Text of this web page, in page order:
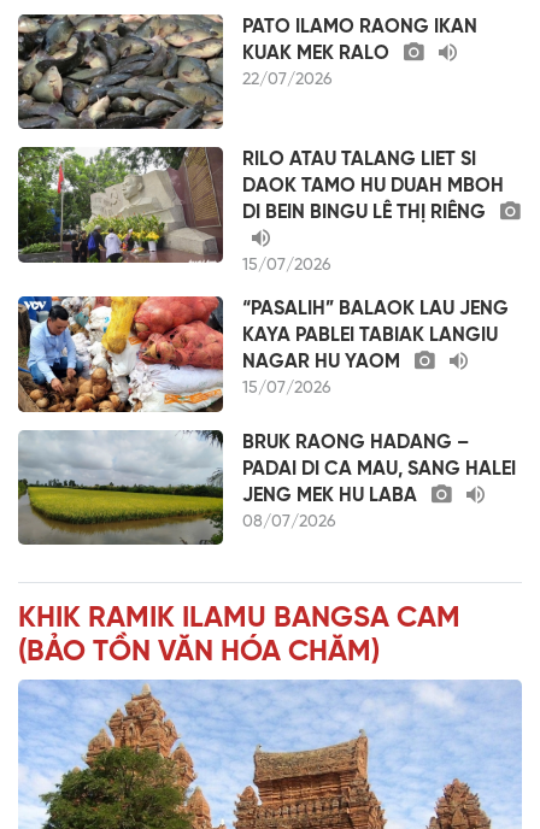
PATO ILAMO RAONG IKAN
KUAK MEK RALO
22/07/2026
RILO ATAU TALANG LIET SI
DAOK TAMO HU DUAH MBOH
DI BEIN BINGU LÊ THỊ RIÊNG
15/07/2026
“PASALIH” BALAOK LAU JENG
KAYA PABLEI TABIAK LANGIU
NAGAR HU YAOM
15/07/2026
BRUK RAONG HADANG –
PADAI DI CA MAU, SANG HALEI
JENG MEK HU LABA
08/07/2026
KHIK RAMIK ILAMU BANGSA CAM
(BẢO TỒN VĂN HÓA CHĂM)